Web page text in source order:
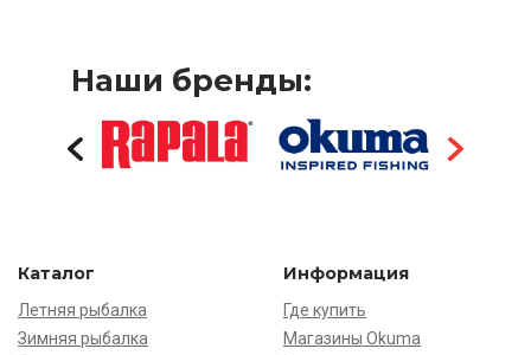
Наши бренды:
Каталог
Летняя рыбалка
Зимняя рыбалка
Информация
Где купить
Магазины Okuma